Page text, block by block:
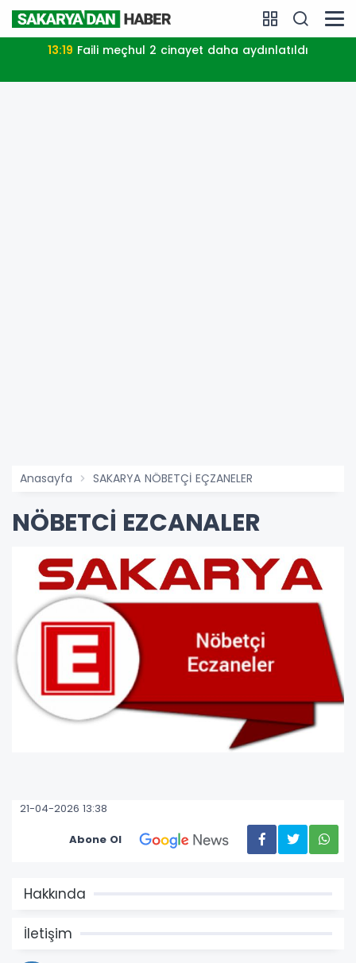
13:19 Faili meçhul 2 cinayet daha aydınlatıldı
Anasayfa SAKARYA NÖBETÇİ EÇZANELER
NÖBETCİ EZCANALER
21-04-2026 13:38
Abone Ol
Hakkında
İletişim